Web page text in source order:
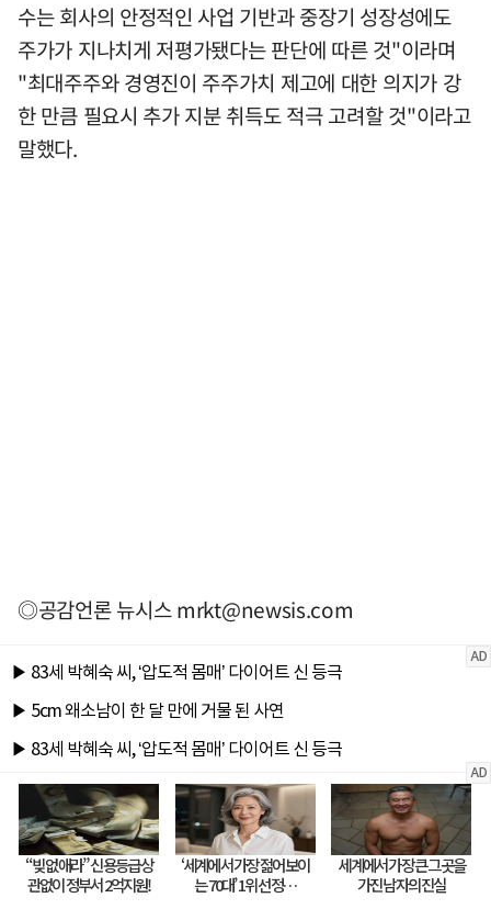
수는 회사의 안정적인 사업 기반과 중장기 성장성에도
주가가 지나치게 저평가됐다는 판단에 따른 것"이라며
"최대주주와 경영진이 주주가치 제고에 대한 의지가 강
한 만큼 필요시 추가 지분 취득도 적극 고려할 것"이라고
말했다.
◎공감언론 뉴시스mrkt@newsis.com